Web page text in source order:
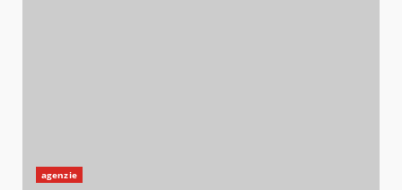
agenzie